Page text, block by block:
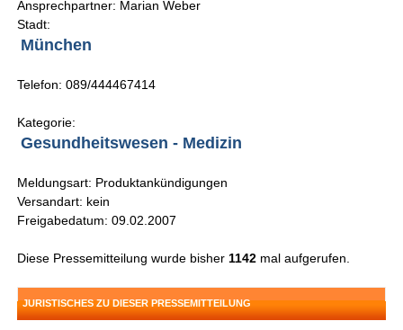
Ansprechpartner: Marian Weber
Stadt:
München
Telefon: 089/444467414
Kategorie:
Gesundheitswesen - Medizin
Meldungsart: Produktankündigungen
Versandart: kein
Freigabedatum: 09.02.2007
Diese Pressemitteilung wurde bisher 1142 mal aufgerufen.
JURISTISCHES ZU DIESER PRESSEMITTEILUNG